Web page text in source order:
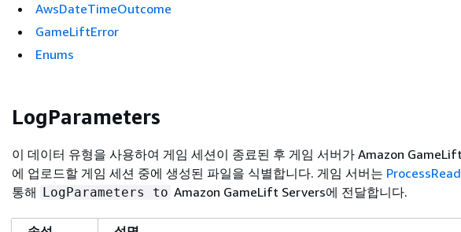
AwsDateTimeOutcome
GameLiftError
Enums
LogParameters
이 데이터 유형을 사용하여 게임 세션이 종료된 후 게임 서버가 Amazon
에 업로드할 게임 세션 중에 생성된 파일을 식별합니다. 게임 서버는
통해 LogParameters to Amazon GameLift Servers에 전달합니다.